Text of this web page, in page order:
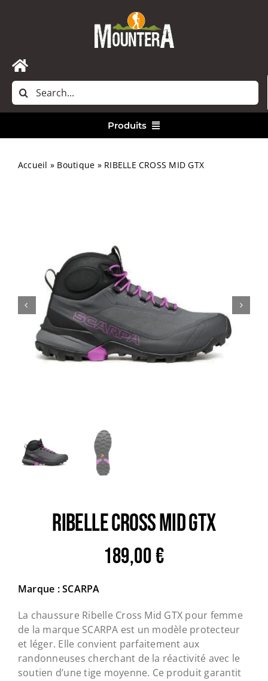
Toggle
Navigation
Accueil
Rechercher:
Produits
Trail
Escalade / Alpinisme
Bons Plans
Accueil » Boutique » RIBELLE CROSS MID GTX
RIBELLE CROSS MID GTX
189,00€
Marque : SCARPA
La chaussure Ribelle Cross Mid GTX pour femme
de la marque SCARPA est un modèle protecteur
et léger. Elle convient parfaitement aux
randonneuses cherchant de la réactivité avec le
soutien d’une tige moyenne. Ce produit garantit